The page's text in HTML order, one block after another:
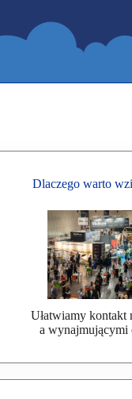
Dlaczego warto
Ułatwiamy kontakt
a wynajmującymi